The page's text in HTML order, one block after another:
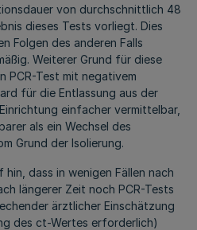
von durchschnittlich 48
dieses Tests vorliegt. Dies
Folgen des anderen Falls
Weiterer Grund für diese
PCR-Test mit negativem
für die Entlassung aus der
einfacher vermittelbar,
als ein Wechsel des
Grund der Isolierung.
dass in wenigen Fällen nach
längerer Zeit noch PCR-Tests
ärztlicher Einschätzung
des ct-Wertes erforderlich)